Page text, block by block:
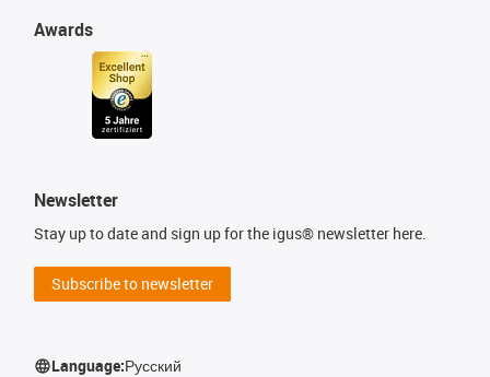
Awards
Newsletter
Stay up to date and sign up for the igus® newsletter here.
Subscribe to newsletter
Language:Русский